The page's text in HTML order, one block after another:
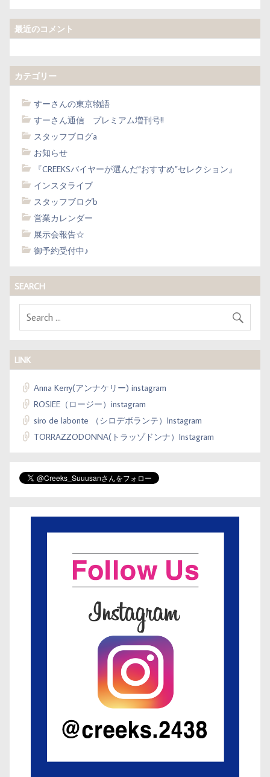
最近のコメント
カテゴリー
すーさんの東京物語
すーさん通信 プレミアム増刊号!!
スタッフブログa
お知らせ
『CREEKSバイヤーが選んだ“おすすめ”セレクション』
インスタライブ
スタッフブログb
営業カレンダー
展示会報告☆
御予約受付中♪
SEARCH
LINK
Anna Kerry(アンナケリー) instagram
ROSIEE（ロージー）instagram
siro de labonte （シロデボランテ）Instagram
TORRAZZODONNA(トラッゾドンナ）Instagram